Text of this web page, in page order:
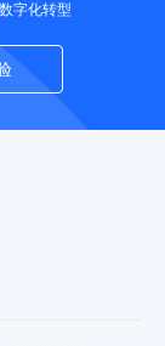
字化转型